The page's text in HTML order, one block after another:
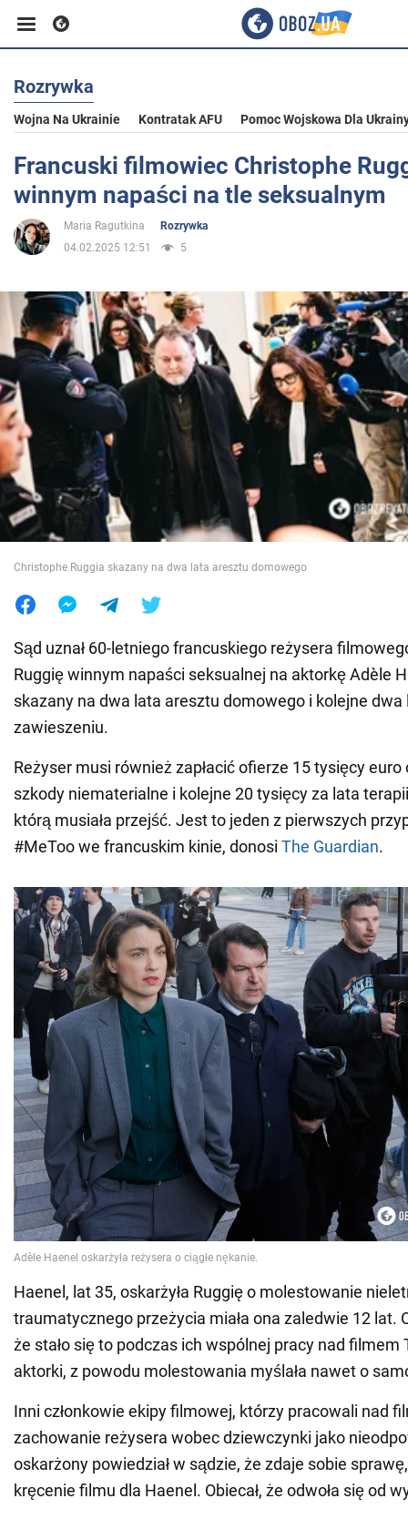
Biznes
Sport
Rozrywka
Polityka
Społeczeństwo
Wojna na Ukrainie
Świat
Jedzenie
Rozrywka
Wojna Na Ukrainie Kontratak AFU Pomoc Wojskowa Dla
Francuski filmowiec Christophe
winnym napaści na tle seksualnym
Maria Ragutkina
Rozrywka
04.02.2025 12:51
5
Christophe Ruggia skazany na dwa lata aresztu domowego
Sąd uznał 60-letniego francuskiego reżysera
Ruggię winnym napaści seksualnej na aktorkę Adèle
skazany na dwa lata aresztu domowego i kolejne dwa
zawieszeniu.
Reżyser musi również zapłacić ofierze 15 tysięcy
szkody niematerialne i kolejne 20 tysięcy za lata
którą musiała przejść. Jest to jeden z pierwszych
#MeToo we francuskim kinie, donosi The Guardian.
Haenel, lat 35, oskarżyła Ruggię o molestowanie
traumatycznego przeżycia miała ona zaledwie 12 lat.
że stało się to podczas ich wspólnej pracy nad filmem
aktorki, z powodu molestowania myślała nawet o
Inni członkowie ekipy filmowej, którzy pracowali nad
zachowanie reżysera wobec dziewczynki jako
oskarżony powiedział w sądzie, że zdaje sobie
kręcenie filmu dla Haenel. Obiecał, że odwoła się od